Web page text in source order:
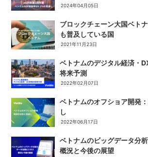
2024年04月05日
ブロックチェーン大国ベト
も普及している国
2021年11月23日
ベトナムのデジタル経済・
将来予測
2022年02月07日
ベトナムのオフショア開発
し
2022年06月17日
ベトナムのビッグデータ分
概況と今後の展望